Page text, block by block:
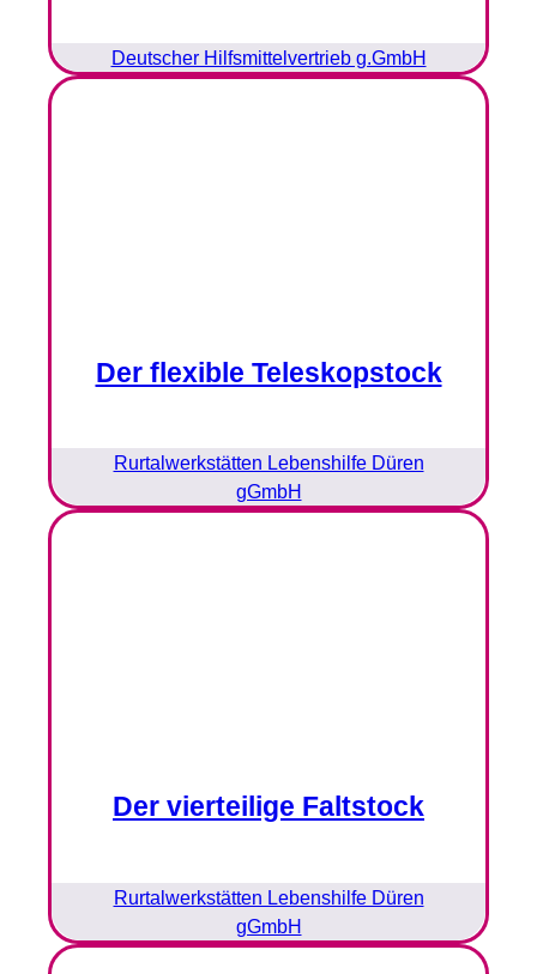
Deutscher Hilfsmittelvertrieb g.GmbH
Der flexible Teleskopstock
Rurtalwerkstätten Lebenshilfe Düren
gGmbH
Der vierteilige Faltstock
Rurtalwerkstätten Lebenshilfe Düren
gGmbH